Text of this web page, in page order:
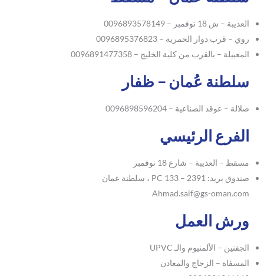
العذيبة – ش 18 نوفمبر – 0096893578149
روي – قرب دوار الحمرية – 0096895376823
المعبيلة – بالقرب من كلية الخليج – 0096891477358
سلطنة عُمان – ظفار
صلالة – عوقد الصناعية – 0096898596204
الفرع الرئيسي
مسقط – العذيبة – شارع 18 نوفمبر
صندوق بريد: 2391 – PC 133 ، سلطنة عمان
Ahmad.saif@gs-oman.com
ورش العمل
الجفنين – الألمنيوم والـ UPVC
المسفاة – الزجاج والمعادن